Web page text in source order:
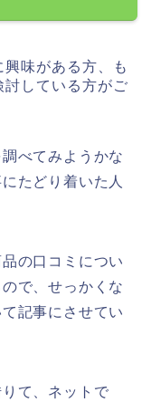
味がある方、も
討している方がご
べてみようかな
たどり着いた人
の口コミについ
で、せっかくな
記事にさせてい
て、ネットで